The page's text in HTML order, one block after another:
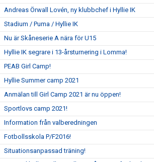
Andreas Örwall Lovén, ny klubbchef i Hyllie IK
Stadium / Puma / Hyllie IK
Nu är Skåneserie A nära för U15
Hyllie IK segrare i 13-årsturnering i Lomma!
PEAB Girl Camp!
Hyllie Summer camp 2021
Anmälan till Girl Camp 2021 är nu öppen!
Sportlovs camp 2021!
Information från valberedningen
Fotbollsskola P/F2016!
Situationsanpassad träning!